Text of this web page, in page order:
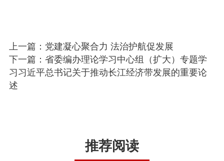
上一篇：党建凝心聚合力 法治护航促发展
下一篇：省委编办理论学习中心组（扩大）专题学
习习近平总书记关于推动长江经济带发展的重要论
述
推荐阅读